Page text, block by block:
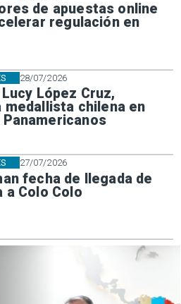
de apuestas online
regulación en
28/07/2026
López Cruz,
medallista chilena en
27/07/2026
fecha de llegada de
a Colo Colo